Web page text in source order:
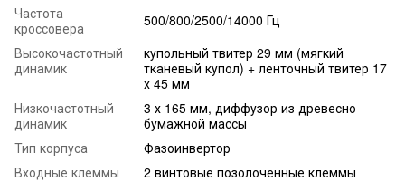
Частота
кроссовера
500/800/2500/14000 Гц
Высокочастотный
динамик
купольный твитер 29 мм (мягкий
тканевый купол) + ленточный твитер 17
х 45 мм
Низкочастотный
динамик
3 х 165 мм, диффузор из древесно-
бумажной массы
Тип корпуса
Фазоинвертор
Входные клеммы
2 винтовые позолоченные клеммы